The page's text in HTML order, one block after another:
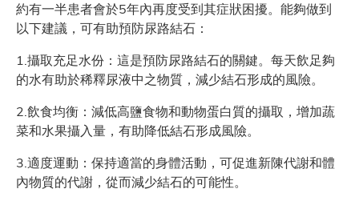
約有一半患者會於5年內再度受到其症狀困擾。能夠做到
以下建議，可有助預防尿路結石：
1.攝取充足水份：這是預防尿路結石的關鍵。每天飲足夠
的水有助於稀釋尿液中之物質，減少結石形成的風險。
2.飲食均衡：減低高鹽食物和動物蛋白質的攝取，增加蔬
菜和水果攝入量，有助降低結石形成風險。
3.適度運動：保持適當的身體活動，可促進新陳代謝和體
內物質的代謝，從而減少結石的可能性。